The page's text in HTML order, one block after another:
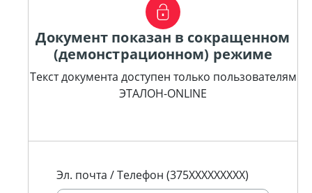
Документ показан в сокращенном
(демонстрационном) режиме
Текст документа доступен только пользователям
ЭТАЛОН-ONLINE
Эл. почта / Телефон (375XXXXXXXXX)